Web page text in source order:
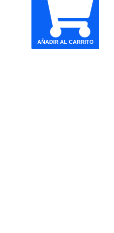
AÑADIR AL CARRITO